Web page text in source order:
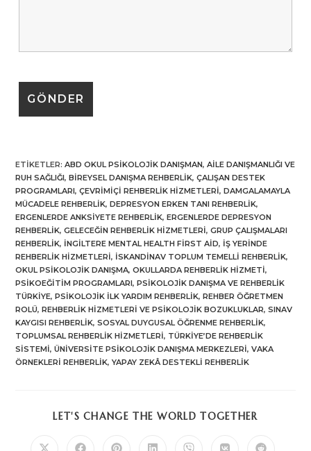
ETIKETLER:ABD OKUL PSIKOLOJIK DANIŞMAN, AILE DANIŞMANLIĞI VE
RUH SAĞLIĞI, BIREYSEL DANIŞMA REHBERLIK, ÇALIŞAN DESTEK
PROGRAMLARI, ÇEVRIMIÇI REHBERLIK HIZMETLERI, DAMGALAMAYLA
MÜCADELE REHBERLIK, DEPRESYON ERKEN TANI REHBERLIK,
ERGENLERDE ANKSIYETE REHBERLIK, ERGENLERDE DEPRESYON
REHBERLIK, GELECEĞIN REHBERLIK HIZMETLERI, GRUP ÇALIŞMALARI
REHBERLIK, İNGILTERE MENTAL HEALTH FIRST AID, IŞ YERINDE
REHBERLIK HIZMETLERI, İSKANDINAV TOPLUM TEMELLI REHBERLIK,
OKUL PSIKOLOJIK DANIŞMA, OKULLARDA REHBERLIK HIZMETI,
PSIKOEĞITIM PROGRAMLARI, PSIKOLOJIK DANIŞMA VE REHBERLIK
TÜRKIYE, PSIKOLOJIK ILK YARDIM REHBERLIK, REHBER ÖĞRETMEN
ROLÜ, REHBERLIK HIZMETLERI VE PSIKOLOJIK BOZUKLUKLAR, SINAV
KAYGISI REHBERLIK, SOSYAL DUYGUSAL ÖĞRENME REHBERLIK,
TOPLUMSAL REHBERLIK HIZMETLERI, TÜRKIYE’DE REHBERLIK
SISTEMI, ÜNIVERSITE PSIKOLOJIK DANIŞMA MERKEZLERI, VAKA
ÖRNEKLERI REHBERLIK, YAPAY ZEKÂ DESTEKLI REHBERLIK
LET'S CHANGE THE WORLD TOGETHER